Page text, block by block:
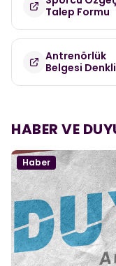
Talep Formu
Antrenörlük
Belgesi
HABER VE
Haber